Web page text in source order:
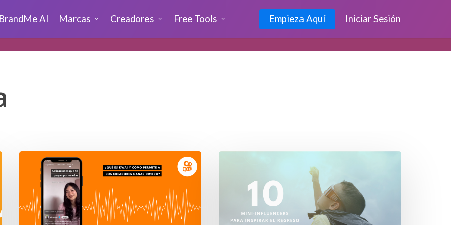
BrandMe AI Marcas Creadores Free Tools Empieza Aquí Iniciar Sesión